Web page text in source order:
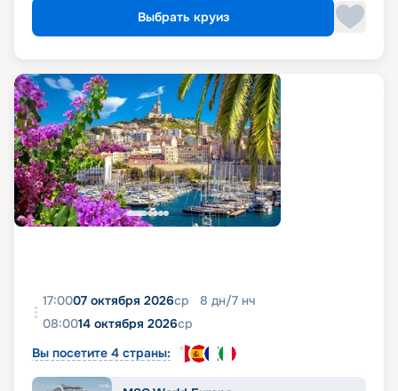
Выбрать круиз
17:0007 октября 2026ср 8 дн/7 нч
08:0014 октября 2026ср
Вы посетите 4 страны: